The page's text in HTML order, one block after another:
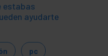
estabas
ayudarte
pc